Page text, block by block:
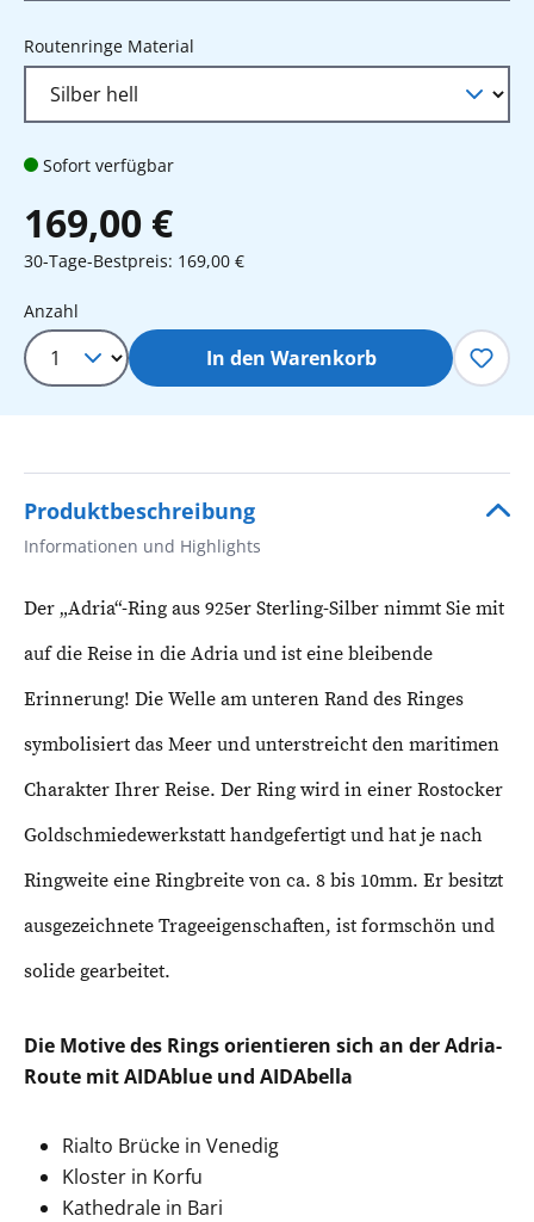
Routenringe Material
Sofort verfügbar
169,00 €
30-Tage-Bestpreis: 169,00 €
Produkt Anzahl: Gib den
Anzahl
In den Warenkorb
Produktbeschreibung
Informationen und Highlights
Der „Adria“-Ring aus 925er Sterling-Silber nimmt Sie mit
auf die Reise in die Adria und ist eine bleibende
Erinnerung! Die Welle am unteren Rand des Ringes
symbolisiert das Meer und unterstreicht den maritimen
Charakter Ihrer Reise. Der Ring wird in einer Rostocker
Goldschmiedewerkstatt handgefertigt und hat je nach
Ringweite eine Ringbreite von ca. 8 bis 10mm. Er besitzt
ausgezeichnete Trageeigenschaften, ist formschön und
solide gearbeitet.
Die Motive des Rings orientieren sich an der Adria-
Route mit AIDAblue und AIDAbella
Rialto Brücke in Venedig
Kloster in Korfu
Kathedrale in Bari